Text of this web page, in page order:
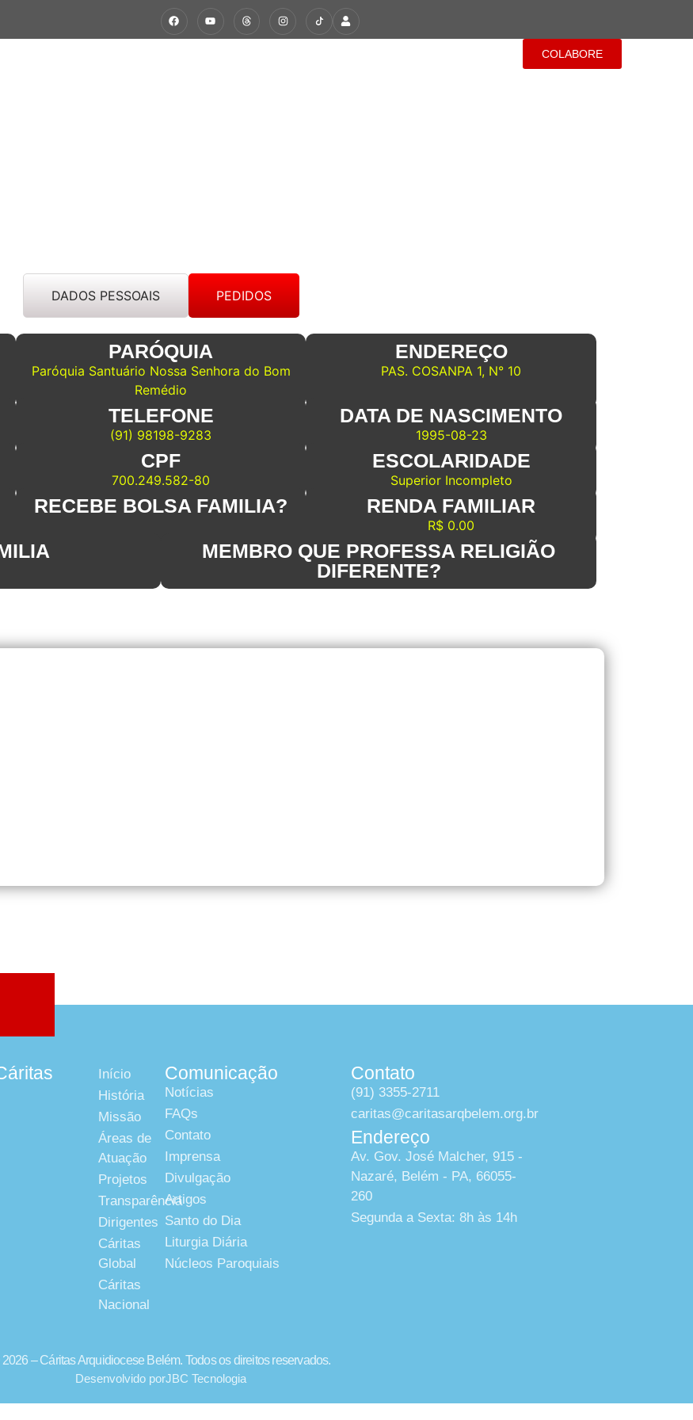
COLABORE
DADOS PESSOAIS PEDIDOS
PARÓQUIA
Paróquia Santuário Nossa Senhora do Bom
Remédio
ENDEREÇO
PAS. COSANPA 1, N° 10
TELEFONE
(91) 98198-9283
DATA DE NASCIMENTO
1995-08-23
CPF
700.249.582-80
ESCOLARIDADE
Superior Incompleto
RECEBE BOLSA FAMILIA? RENDA FAMILIAR
R$ 0.00
MEMBRO QUE PROFESSA RELIGIÃO
DIFERENTE?
Início
História
Missão
Áreas de
Atuação
Projetos
Transparência
Dirigentes
Cáritas
Global
Cáritas
Nacional
Comunicação
Notícias
FAQs
Contato
Imprensa
Divulgação
Artigos
Santo do Dia
Liturgia Diária
Núcleos Paroquiais
Contato
(91) 3355-2711
caritas@caritasarqbelem.org.br
Endereço
Av. Gov. José Malcher, 915 -
Nazaré, Belém - PA, 66055-
260
Segunda a Sexta: 8h às 14h
– Cáritas Arquidiocese Belém. Todos os direitos reservados.
Desenvolvido porJBC Tecnologia